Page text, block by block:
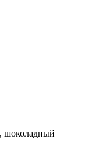
шоколадный